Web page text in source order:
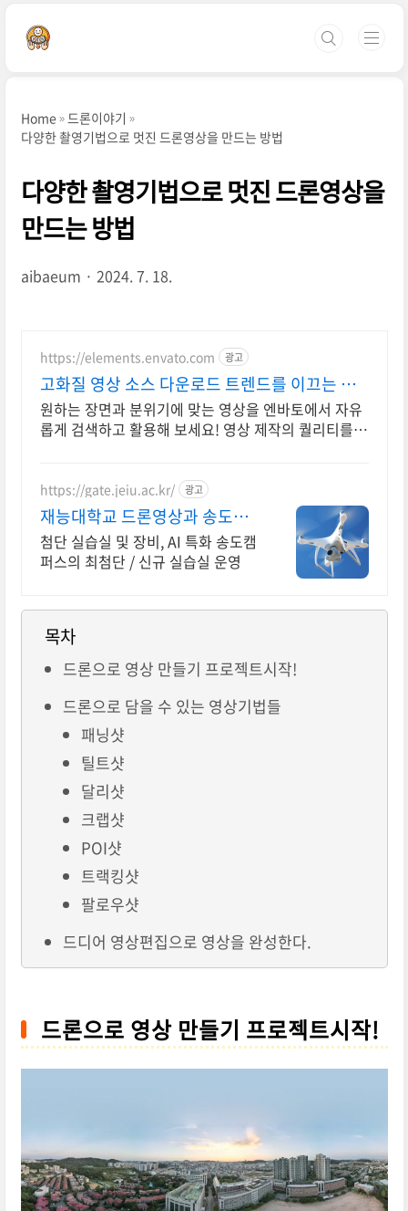
Home
드론이야기
다양한 촬영기법으로 멋진 드론영상을 만드는 방법
다양한 촬영기법으로 멋진 드론영상을
만드는 방법
aibaeum 2024. 7. 18.
https://elements.envato.com 광고
고화질 영상 소스 다운로드 트렌드를 이끄는 인
기 콘텐츠
원하는 장면과 분위기에 맞는 영상을 엔바토에서 자유
롭게 검색하고 활용해 보세요! 영상 제작의 퀄리티를
https://gate.jeiu.ac.kr/ 광고
재능대학교 드론영상과 송도캠
퍼스 드론비행장 실습실
첨단 실습실 및 장비, AI 특화 송도캠
퍼스의 최첨단 / 신규 실습실 운영
목차
드론으로 영상 만들기 프로젝트시작!
드론으로 담을 수 있는 영상기법들
패닝샷
틸트샷
달리샷
크랩샷
POI샷
트랙킹샷
팔로우샷
드디어 영상편집으로 영상을 완성한다.
드론으로 영상 만들기 프로젝트시작!